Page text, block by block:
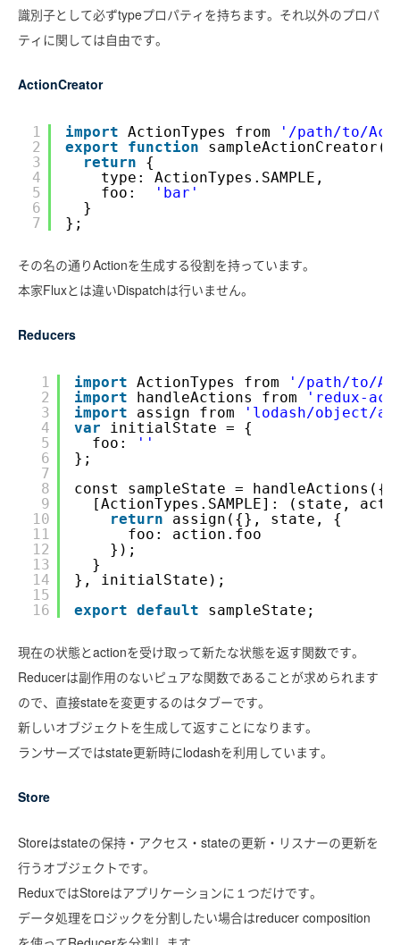
識別子として必ずtypeプロパティを持ちます。それ以外のプロパ
ティに関しては自由です。
ActionCreator
1
2
3
4
5
6
7
import ActionTypes from
'/path/to/
export
function
return
{
type: ActionTypes.SAMPLE,
foo:
'bar'
}
};
その名の通りActionを生成する役割を持っています。
本家Fluxとは違いDispatchは行いません。
Reducers
1
2
3
4
5
6
7
8
9
10
11
12
13
14
15
16
import ActionTypes from
'/path/to/
import
handleActions from
'redux-
import
assign from
'lodash/object/
var
initialState = {
foo:
''
};
const sampleState = handleActions({
[ActionTypes.SAMPLE]: (state,
return
assign({}, state, {
foo: action.foo
});
}
}, initialState);
export default sampleState;
現在の状態とactionを受け取って新たな状態を返す関数です。
Reducerは副作用のないピュアな関数であることが求められます
ので、直接stateを変更するのはタブーです。
新しいオブジェクトを生成して返すことになります。
ランサーズではstate更新時にlodashを利用しています。
Store
Storeはstateの保持・アクセス・stateの更新・リスナーの更新を
行うオブジェクトです。
ReduxではStoreはアプリケーションに１つだけです。
データ処理をロジックを分割したい場合はreducer composition